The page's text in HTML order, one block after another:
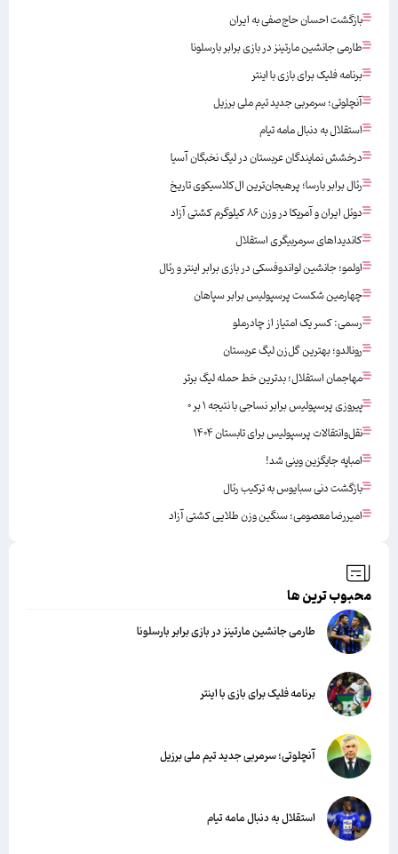
بازگشت احسان حاج‌صفی به ایران
طارمی جانشین مارتینز در بازی برابر بارسلونا
برنامه فلیک برای بازی با اینتر
آنچلوتی؛ سرمربی جدید تیم ملی برزیل
استقلال به دنبال مامه تیام
درخشش نمایندگان عربستان در لیگ نخبگان آسیا
رئال برابر بارسا؛ پرهیجان‌‌ترین ال‌کلاسیکوی تاریخ
دوئل ایران و آمریکا در وزن ۸۶ کیلوگرم کشتی آزاد
کاندیداهای سرمربیگری استقلال
اولمو؛ جانشین لواندوفسکی در بازی برابر اینتر و رئال
چهارمین شکست پرسپولیس برابر سپاهان
رسمی: کسر یک امتیاز از چادرملو
رونالدو؛ بهترین گل‌زن لیگ عربستان
مهاجمان استقلال؛ بدترین خط حمله لیگ برتر
پیروزی پرسپولیس برابر نساجی با نتیجه ۱ بر ۰
نقل‌وانتقالات پرسپولیس برای تابستان ۱۴۰۴
امباپه جایگزین وینی شد!
بازگشت دنی سبایوس به ترکیب رئال
امیررضا معصومی؛ سنگین وزن طلایی کشتی آزاد
محبوب ترین ها
طارمی جانشین مارتینز در بازی برابر بارسلونا
برنامه فلیک برای بازی با اینتر
آنچلوتی؛ سرمربی جدید تیم ملی برزیل
استقلال به دنبال مامه تیام